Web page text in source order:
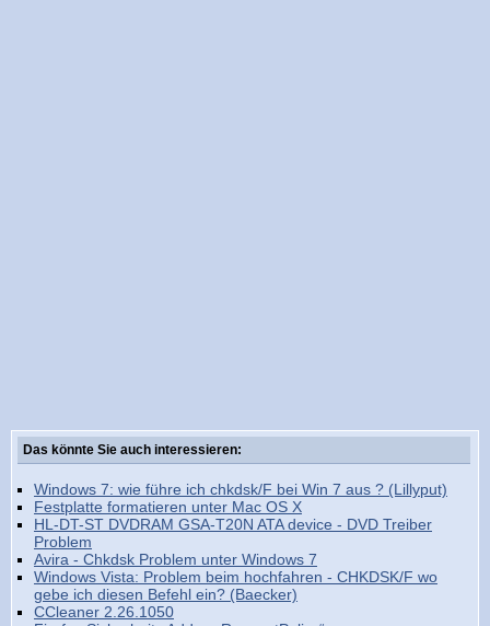
Das könnte Sie auch interessieren:
Windows 7: wie führe ich chkdsk/F bei Win 7 aus ? (Lillyput)
Festplatte formatieren unter Mac OS X
HL-DT-ST DVDRAM GSA-T20N ATA device - DVD Treiber
Problem
Avira - Chkdsk Problem unter Windows 7
Windows Vista: Problem beim hochfahren - CHKDSK/F wo
gebe ich diesen Befehl ein? (Baecker)
CCleaner 2.26.1050